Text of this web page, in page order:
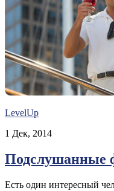
LevelUp
1 Дек, 2014
Подслушанные
Есть один интересный